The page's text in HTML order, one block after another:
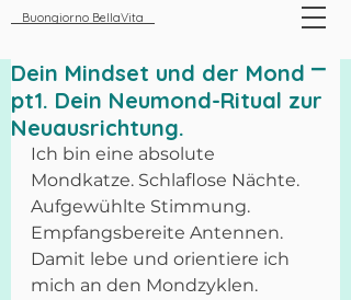
Buongiorno BellaVita
Dein Mindset und der Mond ⎻
pt1. Dein Neumond-Ritual zur
Neuausrichtung.
Ich bin eine absolute
Mondkatze. Schlaflose Nächte.
Aufgewühlte Stimmung.
Empfangsbereite Antennen.
Damit lebe und orientiere ich
mich an den Mondzyklen.